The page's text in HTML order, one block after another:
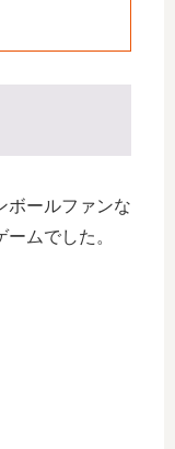
ボールファンな
ムでした。